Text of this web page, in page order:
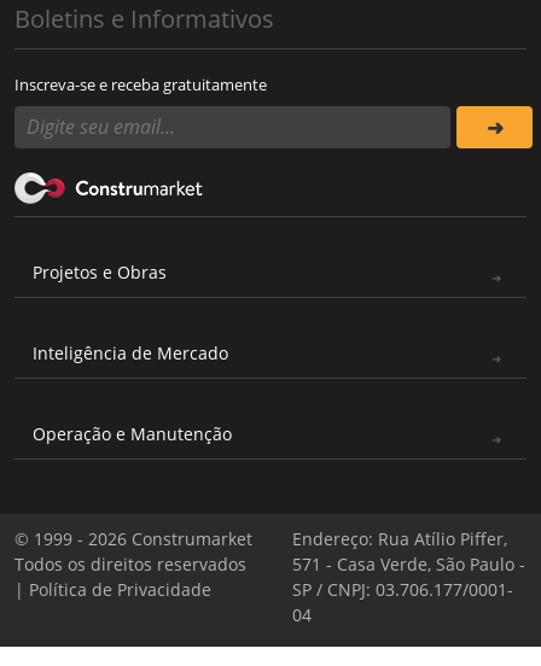
Boletins e Informativos
Inscreva-se e receba gratuitamente
Projetos e Obras
Inteligência de Mercado
Operação e Manutenção
© 1999 - 2026 Construmarket
Todos os direitos reservados
| Política de Privacidade
Endereço: Rua Atílio Piffer,
571 - Casa Verde, São Paulo -
SP / CNPJ: 03.706.177/0001-
04